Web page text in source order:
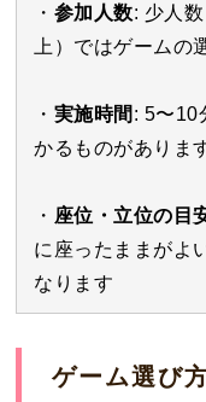
・ 参加人数: 少人
上）ではゲームの
・ 実施時間 : 5〜10
かるものがありま
・ 座位・立位の目
に座ったままがよ
なります
ゲーム選び